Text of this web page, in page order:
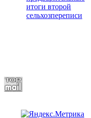
итоги второй
сельхозпереписи